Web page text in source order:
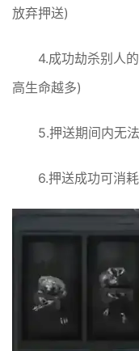
放弃押送)
4.成功劫杀别人
高生命越多)
5.押送期间内无
6.押送成功可消